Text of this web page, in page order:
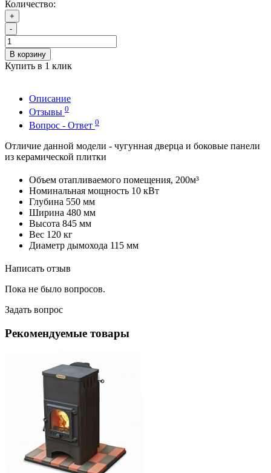
Количество:
+
-
В корзину
Купить в 1 клик
Описание
Отзывы 0
Вопрос - Ответ 0
Отличие данной модели - чугунная дверца и боковые панели
из керамической плитки
Объем отапливаемого помещения, 200м³
Номинальная мощность 10 кВт
Глубина 550 мм
Ширина 480 мм
Высота 845 мм
Вес 120 кг
Диаметр дымохода 115 мм
Написать отзыв
Пока не было вопросов.
Задать вопрос
Рекомендуемые товары